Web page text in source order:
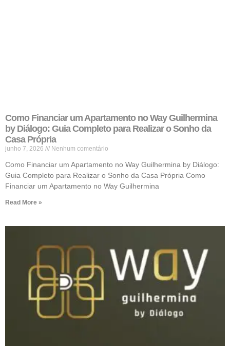
Como Financiar um Apartamento no Way Guilhermina
by Diálogo: Guia Completo para Realizar o Sonho da
Casa Própria
junho 7, 2026 Nenhum comentário
Como Financiar um Apartamento no Way Guilhermina by Diálogo:
Guia Completo para Realizar o Sonho da Casa Própria Como
Financiar um Apartamento no Way Guilhermina
Read More »